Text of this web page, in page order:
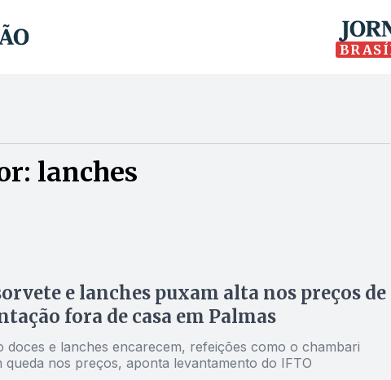
lanches
e lanches puxam alta nos preços de
fora de casa em Palmas
doces e lanches encarecem, refeições como o chambari
queda nos preços, aponta levantamento do IFTO